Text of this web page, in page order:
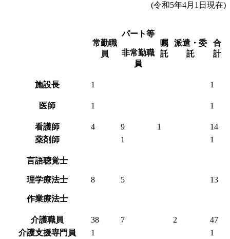
(令和5年4月1日現在)
常勤職
員
パート等
非常勤職
員
嘱
託
派遣・委
託
合
計
施設長 1 1
医師 1 1
看護師 4 9 1
14
薬剤師
1 1
言語聴覚士
理学療法士
作業療法士
8 5 13
介護職員 38 7 2
47
介護支援専門員
1
1